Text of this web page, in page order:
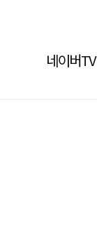
네이버TV